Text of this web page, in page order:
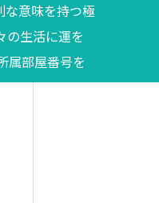
な意味を持つ極
の生活に運を
属部屋番号を
。